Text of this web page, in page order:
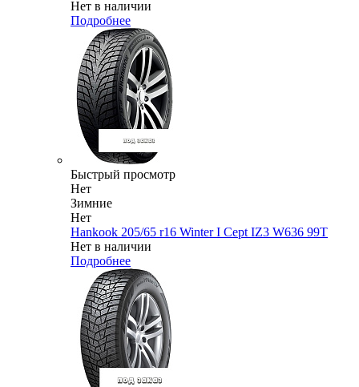
Нет в наличии
Подробнее
Быстрый просмотр
Нет
Зимние
Нет
Hankook 205/65 r16 Winter I Cept IZ3 W636 99T
Нет в наличии
Подробнее